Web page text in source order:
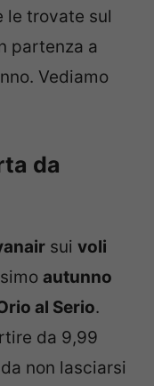
le trovate sul
partenza a
Vediamo
da
sui voli
autunno
al Serio.
da 9,99
non lasciarsi